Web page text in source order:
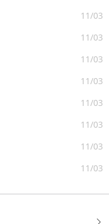
11/03
11/03
11/03
11/03
11/03
11/03
11/03
11/03
